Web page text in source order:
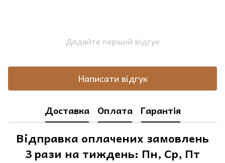
Додайте перший відгук
Написати відгук
Доставка Оплата Гарантія
Відправка оплачених замовлень
3 рази на тиждень: Пн, Ср, Пт